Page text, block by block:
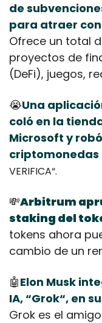
de
para atraer
Ofrece un total
proyectos de
(DeFi), juegos,
😭Una
coló en la
Microsoft y
criptomonedas
VERIFICA“.
💸Arbitrum
staking del
tokens ahora
cambio de un
🤖Elon Musk
IA, “Grok“, en
Grok es el